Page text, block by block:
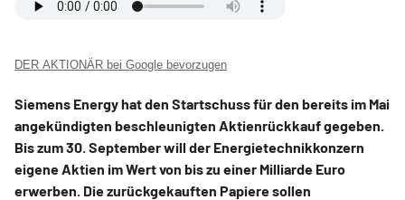
DER AKTIONÄR bei Google bevorzugen
Siemens Energy hat den Startschuss für den bereits im Mai
angekündigten beschleunigten Aktienrückkauf gegeben.
Bis zum 30. September will der Energietechnikkonzern
eigene Aktien im Wert von bis zu einer Milliarde Euro
erwerben. Die zurückgekauften Papiere sollen